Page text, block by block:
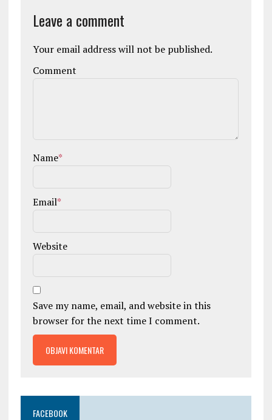
Leave a comment
Your email address will not be published.
Comment
Name*
Email*
Website
Save my name, email, and website in this
browser for the next time I comment.
FACEBOOK